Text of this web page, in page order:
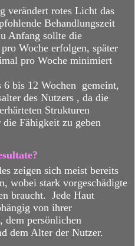
verändert rotes Licht das
Behandlungszeit
Anfang sollte die
Woche erfolgen, später
pro Woche minimiert
bis 12 Wochen gemeint,
des Nutzers , da die
Strukturen
Fähigkeit zu geben
zeigen sich meist bereits
wobei stark vorgeschädigte
braucht. Jede Haut
von ihrer
dem persönlichen
dem Alter der Nutzer.